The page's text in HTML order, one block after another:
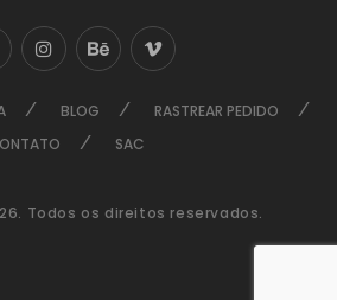
BLOG
RASTREAR PEDIDO
SAC
Todos os direitos reservados.